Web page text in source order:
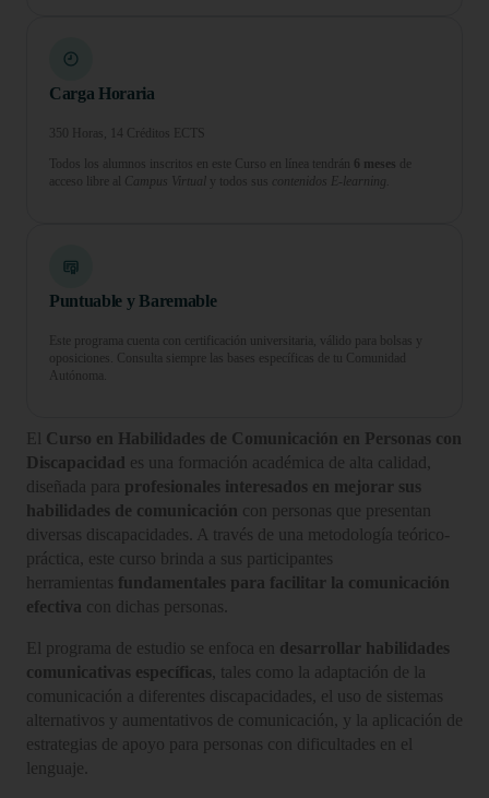
Carga Horaria
350 Horas, 14 Créditos ECTS
Todos los alumnos inscritos en este Curso en línea tendrán 6 meses de
acceso libre al Campus Virtual y todos sus contenidos E-learning.
Puntuable y Baremable
Este programa cuenta con certificación universitaria, válido para bolsas y
oposiciones. Consulta siempre las bases específicas de tu Comunidad
Autónoma.
El Curso en Habilidades de Comunicación en Personas con
Discapacidad es una formación académica de alta calidad,
diseñada para profesionales interesados en mejorar sus
habilidades de comunicación con personas que presentan
diversas discapacidades. A través de una metodología teórico-
práctica, este curso brinda a sus participantes
herramientas fundamentales para facilitar la comunicación
efectiva con dichas personas.
El programa de estudio se enfoca en desarrollar habilidades
comunicativas específicas , tales como la adaptación de la
comunicación a diferentes discapacidades, el uso de sistemas
alternativos y aumentativos de comunicación, y la aplicación de
estrategias de apoyo para personas con dificultades en el
lenguaje.